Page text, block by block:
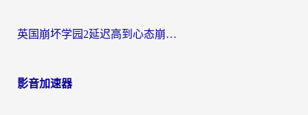
英国崩坏学园2延迟高到心态崩？海外党国服游戏加速终极指南
影音加速器